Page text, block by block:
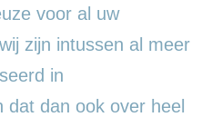
voor al uw
zijn intussen al meer
in
dat dan ook over heel